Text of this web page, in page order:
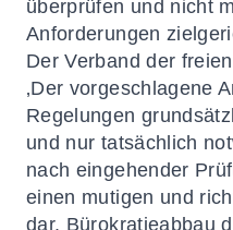
überprüfen und nicht
Anforderungen
Der Verband der
‚Der vorgeschlagene
Regelungen
und nur tatsächlich
nach eingehender
einen mutigen und
dar. Bürokratieabbau